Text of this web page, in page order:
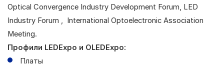
Optical Convergence Industry Development Forum, LED
Industry Forum , International Optoelectronic Association
Meeting.
Профили LEDExpo и OLEDExpo:
Платы